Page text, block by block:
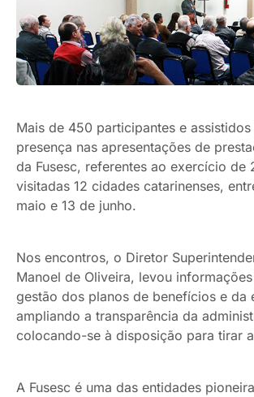
Mais de 450 participantes e
presença nas apresentações de
da Fusesc, referentes ao exercício de
visitadas 12 cidades catarinenses,
maio e 13 de junho.
Nos encontros, o Diretor
Manoel de Oliveira, levou
gestão dos planos de benefícios e da
ampliando a transparência da
colocando-se à disposição para tirar
A Fusesc é uma das entidades